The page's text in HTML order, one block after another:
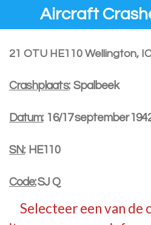
de
Aircraft
21 OTU HE110 Wellington, IC
Crashplaats:Spalbeek
Datum:16/17 september
SN:HE110
Code:SJ Q
Selecteer een van de